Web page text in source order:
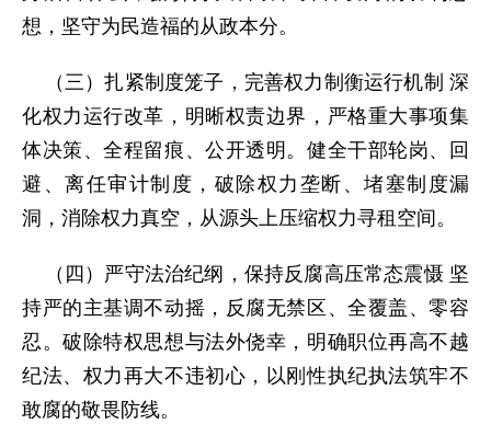
想，坚守为民造福的从政本分。
（三）扎紧制度笼子，完善权力制衡运行机制 深
化权力运行改革，明晰权责边界，严格重大事项集
体决策、全程留痕、公开透明。健全干部轮岗、回
避、离任审计制度，破除权力垄断、堵塞制度漏
洞，消除权力真空，从源头上压缩权力寻租空间。
（四）严守法治纪纲，保持反腐高压常态震慑 坚
持严的主基调不动摇，反腐无禁区、全覆盖、零容
忍。破除特权思想与法外侥幸，明确职位再高不越
纪法、权力再大不违初心，以刚性执纪执法筑牢不
敢腐的敬畏防线。